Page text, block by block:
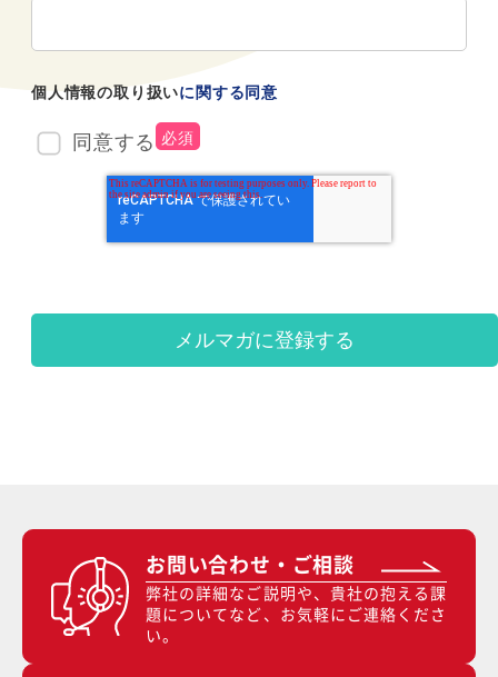
個人情報の取り扱いに関する同意
同意する
お問い合わせ・ご相談
弊社の詳細なご説明や、貴社の抱える課
題についてなど、お気軽にご連絡くださ
い。